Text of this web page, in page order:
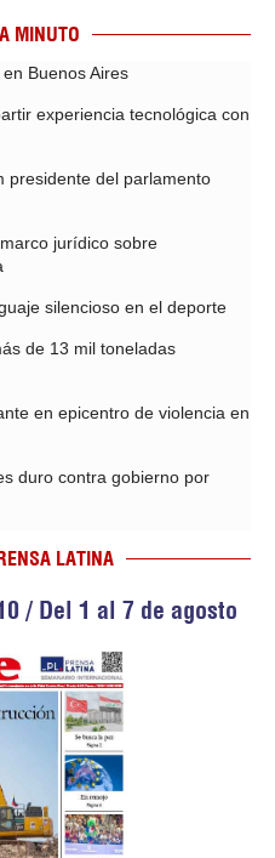
MINUTO
Buenos Aires
experiencia tecnológica con
presidente del parlamento
jurídico sobre
silencioso en el deporte
de 13 mil toneladas
en epicentro de violencia en
duro contra gobierno por
LATINA
/ Del 1 al 7 de agosto